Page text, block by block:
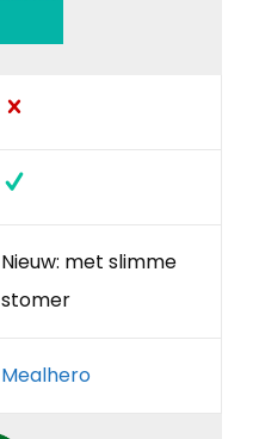
Nieuw: met slimme
stomer
Mealhero